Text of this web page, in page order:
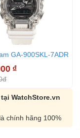
GA-900SKL-7ADR
₫
WatchStore.vn
chính hãng 100%